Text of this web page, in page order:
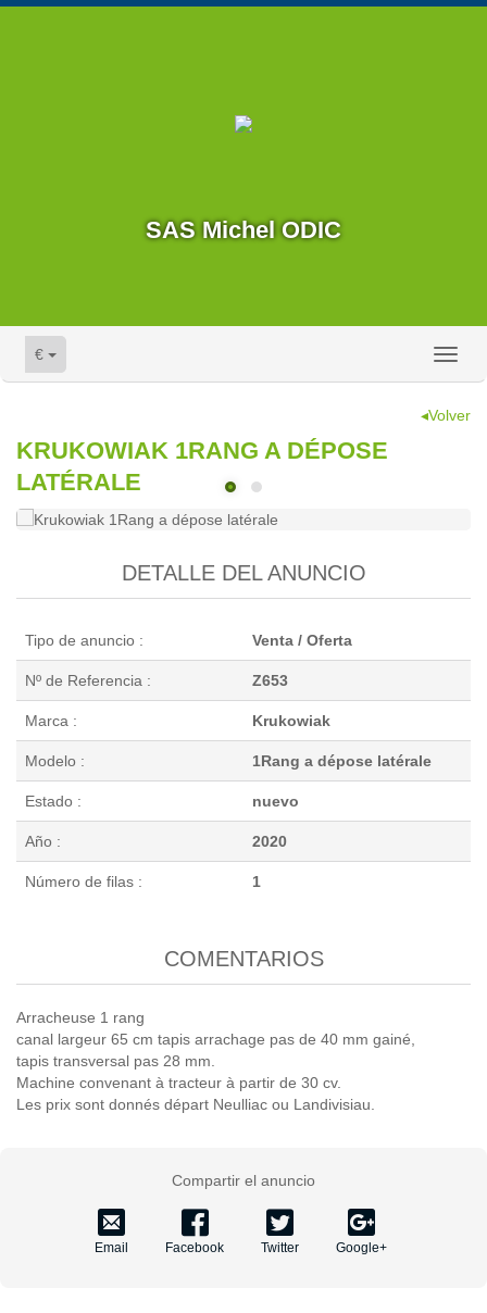
SAS Michel ODIC
€
◂Volver
KRUKOWIAK 1RANG A DÉPOSE
LATÉRALE
DETALLE DEL ANUNCIO
Tipo de anuncio : Venta / Oferta
Nº de Referencia : Z653
Marca : Krukowiak
Modelo : 1Rang a dépose latérale
Estado : nuevo
Año : 2020
Número de filas : 1
COMENTARIOS
Arracheuse 1 rang
canal largeur 65 cm tapis arrachage pas de 40 mm gainé,
tapis transversal pas 28 mm.
Machine convenant à tracteur à partir de 30 cv.
Les prix sont donnés départ Neulliac ou Landivisiau.
Compartir el anuncio
Email Facebook Twitter Google+